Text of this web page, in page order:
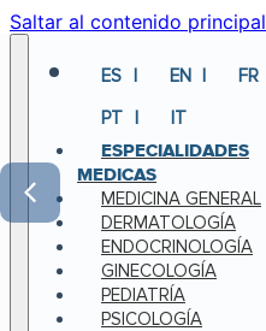
Saltar al contenido principal
ES EN
FR
PT
IT
ESPECIALIDADES
MEDICAS
MEDICINA GENERAL
DERMATOLOGÍA
ENDOCRINOLOGÍA
GINECOLOGÍA
PEDIATRÍA
PSICOLOGÍA